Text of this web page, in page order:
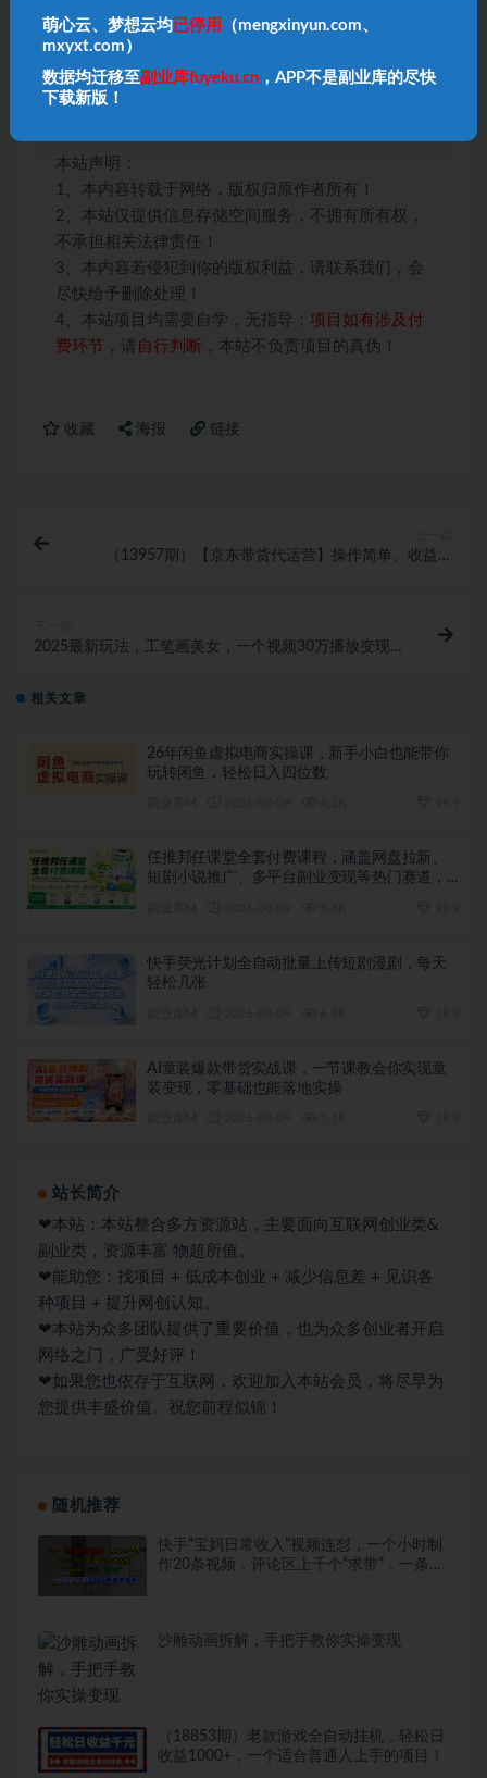
第四课:项目实操素材获取以及制作获客素材发布,mp4
第六课:如何放大项目收益,mp4
本站声明：
1、本内容转载于网络，版权归原作者所有！
2、本站仅提供信息存储空间服务，不拥有所有权，
不承担相关法律责任！
3、本内容若侵犯到你的版权利益，请联系我们，会
尽快给予删除处理！
4、本站项目均需要自学，无指导； 项目如有涉及付
费环节 ，请 自行判断 ，本站不负责项目的真伪！
收藏 海报 链接
（13957期）【京东带货代运营】操作简单、收益稳
2025最新玩法，工笔画美女，一个视频30万播放变现
相关文章
26年闲鱼虚拟电商实操课，新手小白也能带你
玩转闲鱼，轻松日入四位数
任推邦任课堂全套付费课程，涵盖网盘拉新、
短剧小说推广、多平台副业变现等热门赛道，
快手荧光计划全自动批量上传短剧漫剧，每天
轻松几张
AI童装爆款带货实战课，一节课教会你实现童
装变现，零基础也能落地实操
站长简介
❤本站：本站整合多方资源站，主要面向互联网创业类&
副业类，资源丰富 物超所值。
❤能助您：找项目 + 低成本创业 + 减少信息差 + 见识各
种项目 + 提升网创认知。
❤本站为众多团队提供了重要价值，也为众多创业者开启
网络之门，广受好评！
❤如果您也依存于互联网，欢迎加入本站会员，将尽早为
您提供丰盛价值。祝您前程似锦！
随机推荐
快手“宝妈日常收入”视频连怼，一个小时制
作20条视频，评论区上千个“求带”，一条视
沙雕动画拆解，手把手教你实操变现
（18853期）老款游戏全自动挂机，轻松日
收益1000+，一个适合普通人上手的项目！
萌心云、梦想云均 已停用
（mengxinyun.com、
mxyxt.com）
数据均迁移至副业库fuyeku.cn ，APP不是副业库的尽快
下载新版！